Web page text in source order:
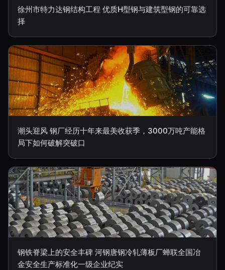
徐州市特力达钢结构工程 优质H型钢与建筑型钢的可靠选
择
潮头迎风 钢厂经历十年来最美收获季，3000万吨产能格
局下如何破解突破口
钢铁脊梁上的安全丰碑 河钢唐钢冷轧薄板厂蝉联全国冶
金安全生产标准化一级企业纪实